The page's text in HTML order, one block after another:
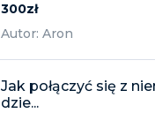
300zł
Autor: Aron
Jak połączyć się z
dzie...